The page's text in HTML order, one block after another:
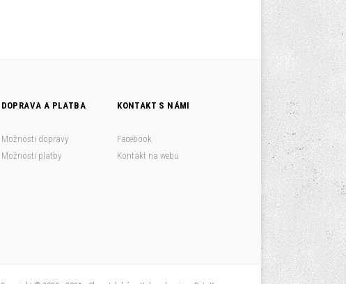
DOPRAVA A PLATBA
Možnosti dopravy
Možnosti platby
KONTAKT S NÁMI
Facebook
Kontakt na webu